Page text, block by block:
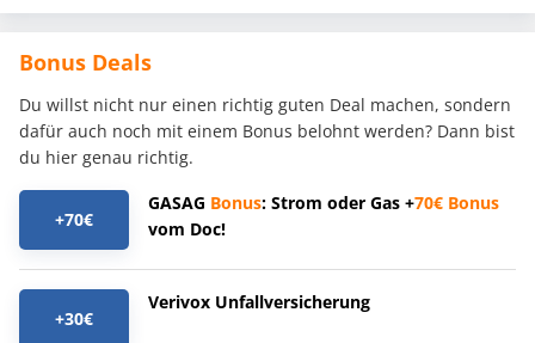
Bonus Deals
Du willst nicht nur einen richtig guten Deal machen, sondern
dafür auch noch mit einem Bonus belohnt werden? Dann bist
du hier genau richtig.
+70€
GASAG Bonus: Strom oder Gas +70€ Bonus
vom Doc!
+30€
Verivox Unfallversicherung